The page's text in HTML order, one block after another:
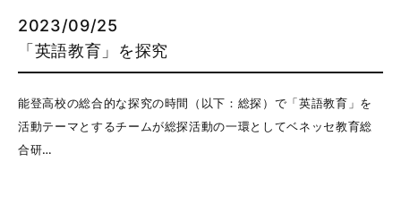
2023/09/25
「英語教育」を探究
能登高校の総合的な探究の時間（以下：総探）で「英語教育」を
活動テーマとするチームが総探活動の一環としてベネッセ教育総
合研…